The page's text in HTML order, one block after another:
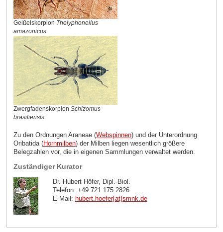
Geißelskorpion Thelyphonellus
amazonicus
Zwergfadenskorpion Schizomus
brasiliensis
Zu den Ordnungen Araneae (Webspinnen) und der Unterordnung
Oribatida (Hornmilben) der Milben liegen wesentlich größere
Belegzahlen vor, die in eigenen Sammlungen verwaltet werden.
Zuständiger Kurator
Dr. Hubert Höfer, Dipl.-Biol.
Telefon: +49 721 175 2826
E-Mail: hubert.hoefer[at]smnk de